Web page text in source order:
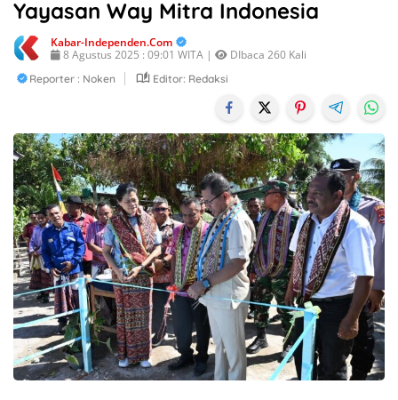
Yayasan Way Mitra Indonesia
Kabar-Independen.com
8 Agustus 2025 : 09:01 WITA |
DIbaca 260 Kali
Reporter : Noken Editor: Redaksi